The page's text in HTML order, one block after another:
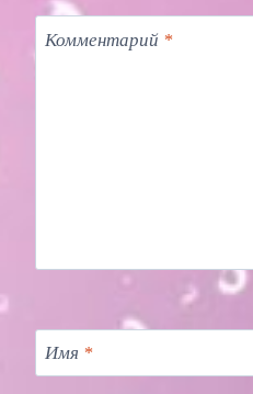
Комментарий *
Имя *